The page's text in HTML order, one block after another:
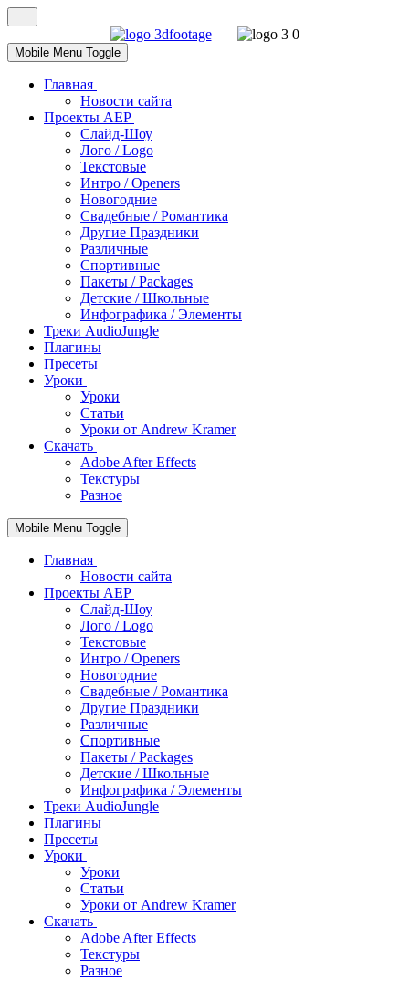
Mobile Menu Toggle
Главная
Новости сайта
Проекты AEP
Слайд-Шоу
Лого / Logo
Текстовые
Интро / Openers
Новогодние
Свадебные / Романтика
Другие Праздники
Различные
Спортивные
Пакеты / Packages
Детские / Школьные
Инфографика / Элементы
Треки AudioJungle
Плагины
Пресеты
Уроки
Уроки
Статьи
Уроки от Andrew Kramer
Скачать
Adobe After Effects
Текстуры
Разное
Mobile Menu Toggle
Главная
Новости сайта
Проекты AEP
Слайд-Шоу
Лого / Logo
Текстовые
Интро / Openers
Новогодние
Свадебные / Романтика
Другие Праздники
Различные
Спортивные
Пакеты / Packages
Детские / Школьные
Инфографика / Элементы
Треки AudioJungle
Плагины
Пресеты
Уроки
Уроки
Статьи
Уроки от Andrew Kramer
Скачать
Adobe After Effects
Текстуры
Разное